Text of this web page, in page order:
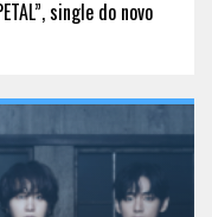
single do novo